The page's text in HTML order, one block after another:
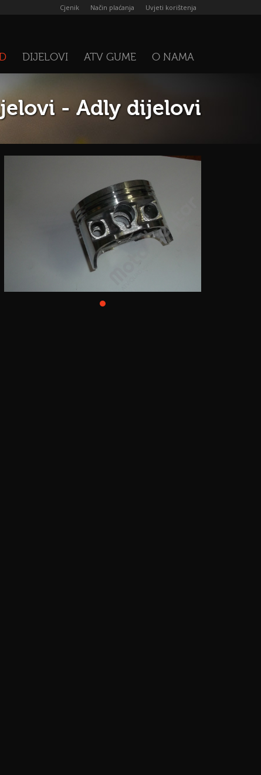
Cjenik Način plaćanja Uvjeti korištenja
DIJELOVI ATV GUME O NAMA
- Adly dijelovi